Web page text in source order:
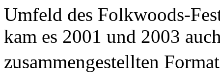
Umfeld des Folkwoods-
kam es 2001 und 2003
zusammengestellten